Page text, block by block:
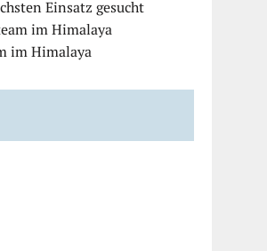
Einsatz gesucht
im Himalaya
im Himalaya